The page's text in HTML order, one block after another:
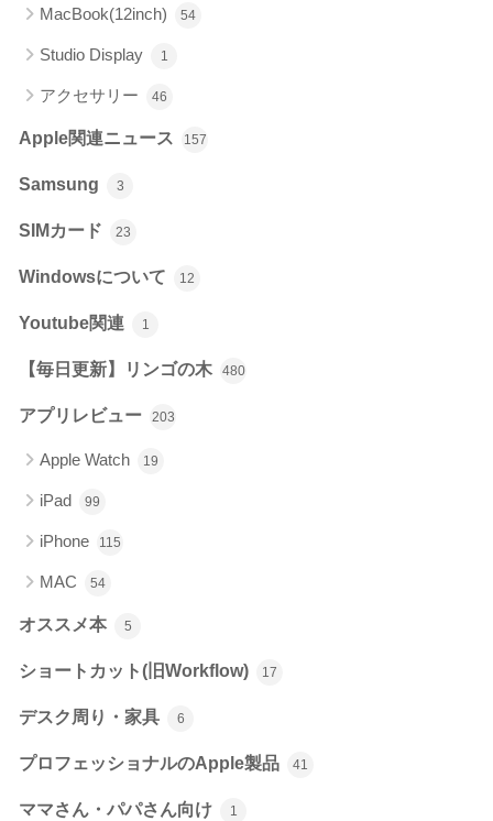
MacBook(12inch) 54
Studio Display 1
アクセサリー 46
Apple関連ニュース 157
Samsung 3
SIMカード 23
Windowsについて 12
Youtube関連 1
【毎日更新】リンゴの木 480
アプリレビュー 203
Apple Watch 19
iPad 99
iPhone 115
MAC 54
オススメ本 5
ショートカット(旧Workflow) 17
デスク周り・家具 6
プロフェッショナルのApple製品 41
ママさん・パパさん向け 1